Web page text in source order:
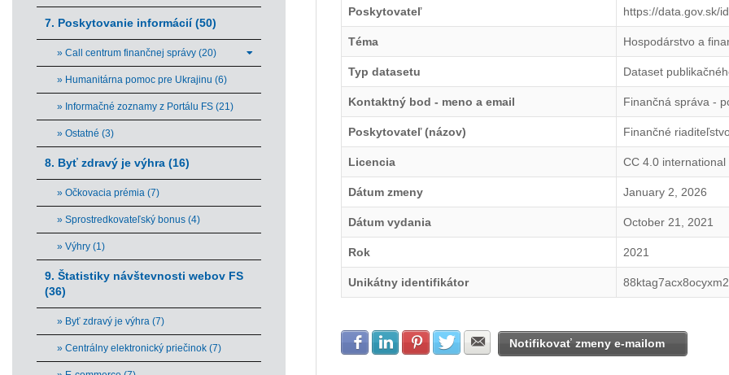
7. Poskytovanie informácií (50)
» Call centrum finančnej správy (20)
» Humanitárna pomoc pre Ukrajinu (6)
» Informačné zoznamy z Portálu FS (21)
» Ostatné (3)
8. Byť zdravý je výhra (16)
» Očkovacia prémia (7)
» Sprostredkovateľský bonus (4)
» Výhry (1)
9. Štatistiky návštevnosti webov FS
(36)
» Byť zdravý je výhra (7)
» Centrálny elektronický priečinok (7)
Poskytovateľ https://data.gov.sk/
Téma Hospodárstvo a
Typ datasetu Dataset
Kontaktný bod - meno a email Finančná správa -
Poskytovateľ (názov) Finančné
Licencia CC 4.0 international
Dátum zmeny January 2, 2026
Dátum vydania October 21, 2021
Rok 2021
Unikátny identifikátor
Zdielať na Facebook
Zdielať na LinkedIn
Zdielať na Pinterest
Zdielať na Twitter
Zdielať na E-mail
Notifikovať zmeny e-mailom